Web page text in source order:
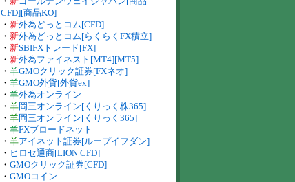
CFD][商品KO]
・ 新外為どっとコム[CFD]
・ 新外為どっとコム[らくらくFX積立]
・ 新SBIFXトレード[FX]
・ 新外為ファイネスト[MT4][MT5]
・ 羊GMOクリック証券[FXネオ]
・ 羊GMO外貨[外貨ex]
・ 羊外為オンライン
・ 羊岡三オンライン[くりっく株365]
・ 羊岡三オンライン[くりっく365]
・ 羊FXブロードネット
・ 羊アイネット証券[ループイフダン]
・ ヒロセ通商[LION CFD]
・ GMOクリック証券[CFD]
・ GMOコイン